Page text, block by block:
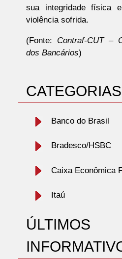
sua integridade física
violência sofrida.
(Fonte: Contraf-CUT –
dos Bancários)
CATEGORIAS
Banco do Brasil
Bradesco/HSBC
Caixa Econômica
Itaú
ÚLTIMOS